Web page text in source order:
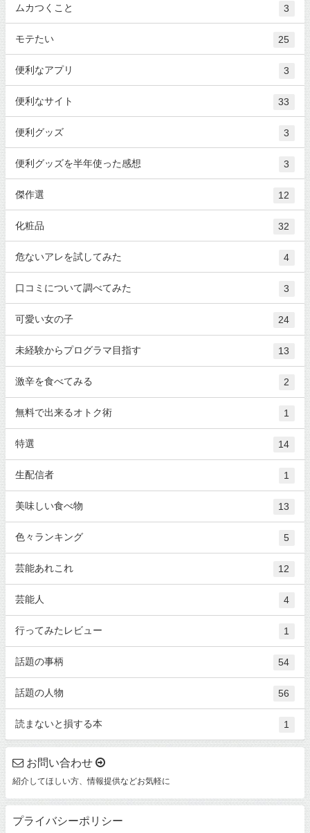
ムカつくこと 3
モテたい 25
便利なアプリ 3
便利なサイト 33
便利グッズ 3
便利グッズを半年使った感想 3
傑作選 12
化粧品 32
危ないアレを試してみた 4
口コミについて調べてみた 3
可愛い女の子 24
未経験からプログラマ目指す 13
激辛を食べてみる 2
無料で出来るオトク術 1
特選 14
生配信者 1
美味しい食べ物 13
色々ランキング 5
芸能あれこれ 12
芸能人 4
行ってみたレビュー 1
話題の事柄 54
話題の人物 56
読まないと損する本 1
お問い合わせ
紹介してほしい方、情報提供などお気軽に
プライバシーポリシー